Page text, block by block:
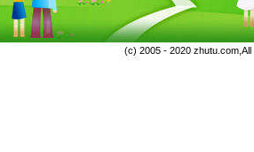
(c) 2005 - 2020